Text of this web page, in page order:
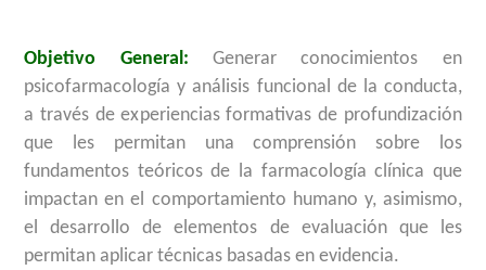
Objetivo General: Generar conocimientos en
psicofarmacología y análisis funcional de la conducta,
a través de experiencias formativas de profundización
que les permitan una comprensión sobre los
fundamentos teóricos de la farmacología clínica que
impactan en el comportamiento humano y, asimismo,
el desarrollo de elementos de evaluación que les
permitan aplicar técnicas basadas en evidencia.